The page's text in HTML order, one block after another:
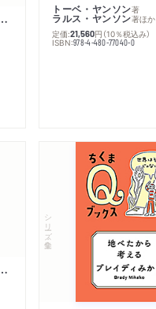
ス １ 黄金のしっぽ
トーベ・ヤンソン著
ラルス・ヤンソン著ほか
定価:21,560円 （10％税込み）
ISBN:978-4-480-77040-0
あこがれの遠い土地
シリーズ・全集